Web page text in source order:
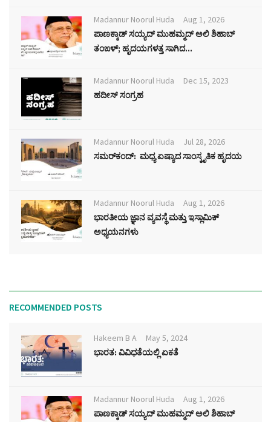
Madannur Noorul Huda
Aug 1, 2026
ಪಾಣಕ್ಕಾಡ್ ಸಯ್ಯದ್ ಮುಹಮ್ಮದ್ ಅಲಿ ಶಿಹಾಬ್
ತಂಙಳ್; ಹೃದಯಗಳತ್ತ ಸಾಗಿದ...
Madannur Noorul Huda
Dec 15, 2023
ಹದೀಸ್ ಸಂಗ್ರಹ
Madannur Noorul Huda
Jul 28, 2026
ಸಮರ್‌ಕಂದ್: ಮಧ್ಯ ಏಷ್ಯಾದ ಸಾಂಸ್ಕೃತಿಕ ಹೃದಯ
Madannur Noorul Huda
Aug 1, 2026
ಭಾರತೀಯ ಜ್ಞಾನ ವ್ಯವಸ್ಥೆ ಮತ್ತು ಇಸ್ಲಾಮಿಕ್
ಅಧ್ಯಯನಗಳು
RECOMMENDED POSTS
Hakeem B A
May 5, 2024
ಭಾರತ: ವಿವಿಧತೆಯಲ್ಲಿ ಏಕತೆ
Madannur Noorul Huda
Aug 1, 2026
ಪಾಣಕ್ಕಾಡ್ ಸಯ್ಯದ್ ಮುಹಮ್ಮದ್ ಅಲಿ ಶಿಹಾಬ್